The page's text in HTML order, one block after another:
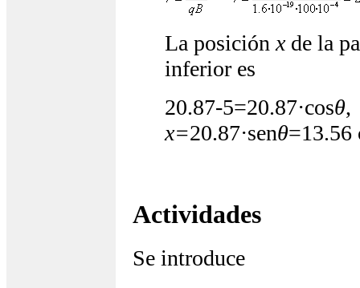
La posición x de la
inferior es
20.87-5=20.87·cosθ
x=20.87·senθ=13.56
Actividades
Se introduce